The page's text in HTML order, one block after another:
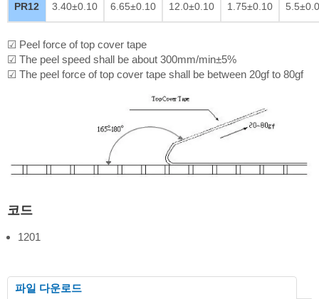
PR12 3.40±0.10 6.65±0.10 12.0±0.10 1.75±0.10
☑ Peel force of top cover tape
☑ The peel speed shall be about 300mm/min±5%
☑ The peel force of top cover tape shall be between 20gf to 80gf
코드
1201
파일 다운로드